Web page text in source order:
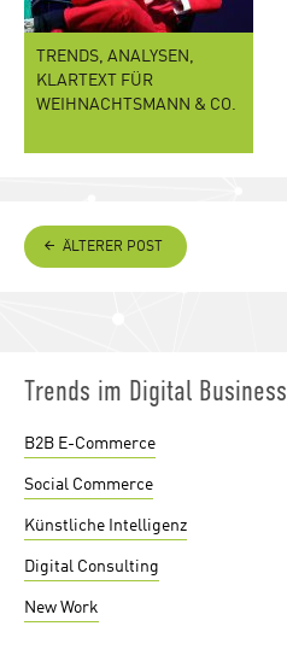
TRENDS, ANALYSEN,
KLARTEXT FÜR
WEIHNACHTSMANN & CO.
ÄLTERER POST
Trends im Digital Business
B2B E-Commerce
Social Commerce
Künstliche Intelligenz
Digital Consulting
New Work